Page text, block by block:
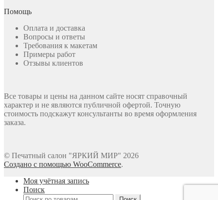
Помощь
Оплата и доставка
Вопросы и ответы
Требования к макетам
Примеры работ
Отзывы клиентов
Все товары и цены на данном сайте носят справочный
характер и не являются публичной офертой. Точную
стоимость подскажут консультанты во время оформления
заказа.
© Печатный салон "ЯРКИЙ МИР" 2026
Создано с помощью WooCommerce.
Моя учётная запись
Поиск
Искать: